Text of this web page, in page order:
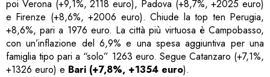
poi Verona (+9,1%, 2118 euro), Padova (+8,7%, +2025 euro)
e Firenze (+8,6%, +2006 euro). Chiude la top ten Perugia,
+8,6%, pari a 1976 euro. La città più virtuosa è Campobasso,
con un’inflazione del 6,9% e una spesa aggiuntiva per una
famiglia tipo pari a “solo” 1263 euro. Segue Catanzaro (+7,1%,
+1326 euro) e Bari (+7,8%, +1354 euro).